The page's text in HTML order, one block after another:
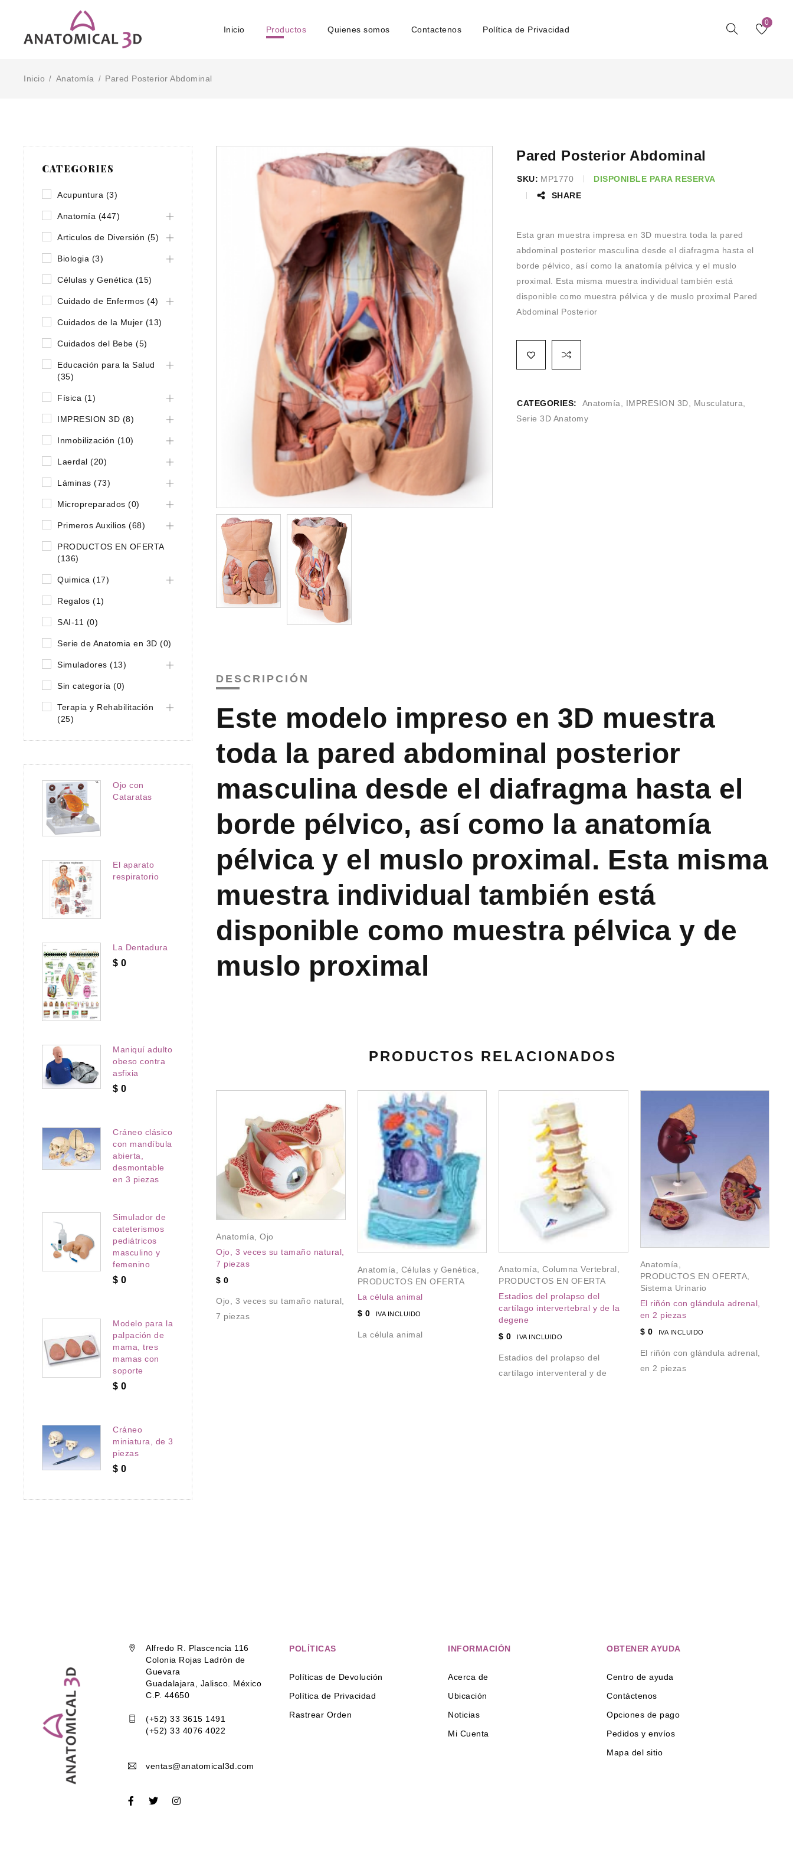
Inicio Productos Quienes somos Contactenos Política de Privacidad
0
Inicio / Anatomía / Pared Posterior Abdominal
CATEGORIES
Acupuntura (3)
Anatomía (447)
Articulos de Diversión (5)
Biologia (3)
Células y Genética (15)
Cuidado de Enfermos (4)
Cuidados de la Mujer (13)
Cuidados del Bebe (5)
Educación para la Salud
(35)
Física (1)
IMPRESION 3D (8)
Inmobilización (10)
Laerdal (20)
Láminas (73)
Micropreparados (0)
Primeros Auxilios (68)
PRODUCTOS EN OFERTA
(136)
Quimica (17)
Regalos (1)
SAI-11 (0)
Serie de Anatomia en 3D (0)
Simuladores (13)
Sin categoría (0)
Terapia y Rehabilitación
(25)
Ojo con
Cataratas
El aparato
respiratorio
La Dentadura
$ 0
Maniquí adulto
obeso contra
asfixia
$ 0
Cráneo clásico
con mandíbula
abierta,
desmontable
en 3 piezas
Simulador de
cateterismos
pediátricos
masculino y
femenino
$ 0
Modelo para la
palpación de
mama, tres
mamas con
soporte
$ 0
Cráneo
miniatura, de 3
piezas
$ 0
Pared Posterior Abdominal
SKU: MP1770
DISPONIBLE PARA RESERVA
SHARE
Esta gran muestra impresa en 3D muestra toda la pared
abdominal posterior masculina desde el diafragma hasta el
borde pélvico, así como la anatomía pélvica y el muslo
proximal. Esta misma muestra individual también está
disponible como muestra pélvica y de muslo proximal Pared
Abdominal Posterior
CATEGORIES: Anatomía IMPRESION 3D Musculatura
Serie 3D Anatomy
DESCRIPCIÓN
Este modelo impreso en 3D muestra
toda la pared abdominal posterior
masculina desde el diafragma hasta el
borde pélvico, así como la anatomía
pélvica y el muslo proximal. Esta misma
muestra individual también está
disponible como muestra pélvica y de
muslo proximal
PRODUCTOS RELACIONADOS
,
OFERTA
bypass, de
bypass, de
Anatomía,
PRODUCTOS EN OFERTA
Sistema Urinario
Modelo de cálculo renal
Anatomía
Ojo
Ojo, 3 veces su tamaño natural,
7 piezas
$ 0
Ojo, 3 veces su tamaño natural,
7 piezas
Anatomía Células y Genética
PRODUCTOS EN OFERTA
La célula animal
$ 0 IVA INCLUIDO
La célula animal
Anatomía, Columna Vertebral,
PRODUCTOS EN OFERTA
Estadios del prolapso del
cartílago intervertebral y de la
degene
$ 0 IVA INCLUIDO
Estadios del prolapso del
cartílago interventeral y de
Anatomía
PRODUCTOS EN OFERTA
Sistema Urinario
El riñón con glándula adrenal,
en 2 piezas
$ 0 IVA INCLUIDO
El riñón con glándula adrenal,
en 2 piezas
Alfredo R. Plascencia 116
Colonia Rojas Ladrón de
Guevara
Guadalajara, Jalisco. México
C.P. 44650
(+52) 33 3615 1491
(+52) 33 4076 4022
ventas@anatomical3d.com
POLÍTICAS
Políticas de Devolución
Política de Privacidad
Rastrear Orden
INFORMACIÓN
Acerca de
Ubicación
Noticias
Mi Cuenta
OBTENER AYUDA
Centro de ayuda
Contáctenos
Opciones de pago
Pedidos y envíos
Mapa del sitio